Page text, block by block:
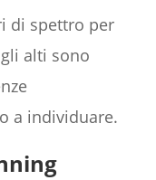
di spettro per
alti sono
a individuare.